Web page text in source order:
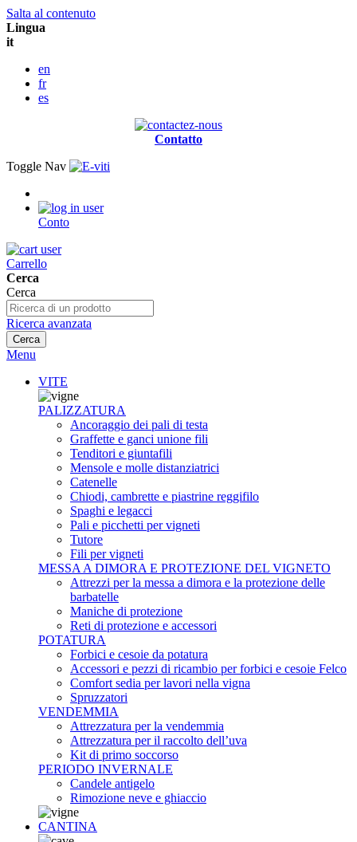
Salta al contenuto
Lingua
it
en
fr
es
Contatto
Toggle Nav
Conto
Carrello
Cerca
Cerca
Ricerca avanzata
Cerca
Menu
VITE
PALIZZATURA
Ancoraggio dei pali di testa
Graffette e ganci unione fili
Tenditori e giuntafili
Mensole e molle distanziatrici
Catenelle
Chiodi, cambrette e piastrine reggifilo
Spaghi e legacci
Pali e picchetti per vigneti
Tutore
Fili per vigneti
MESSA A DIMORA E PROTEZIONE DEL VIGNETO
Attrezzi per la messa a dimora e la protezione delle
barbatelle
Maniche di protezione
Reti di protezione e accessori
POTATURA
Forbici e cesoie da potatura
Accessori e pezzi di ricambio per forbici e cesoie Felco
Comfort sedia per lavori nella vigna
Spruzzatori
VENDEMMIA
Attrezzatura per la vendemmia
Attrezzatura per il raccolto dell’uva
Kit di primo soccorso
PERIODO INVERNALE
Candele antigelo
Rimozione neve e ghiaccio
CANTINA